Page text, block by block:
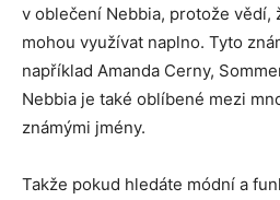
v oblečení Nebbia, protože vědí,
mohou využívat naplno. Tyto
například Amanda Cerny,
Nebbia je také oblíbené mezi
známými jmény.
Takže pokud hledáte módní a